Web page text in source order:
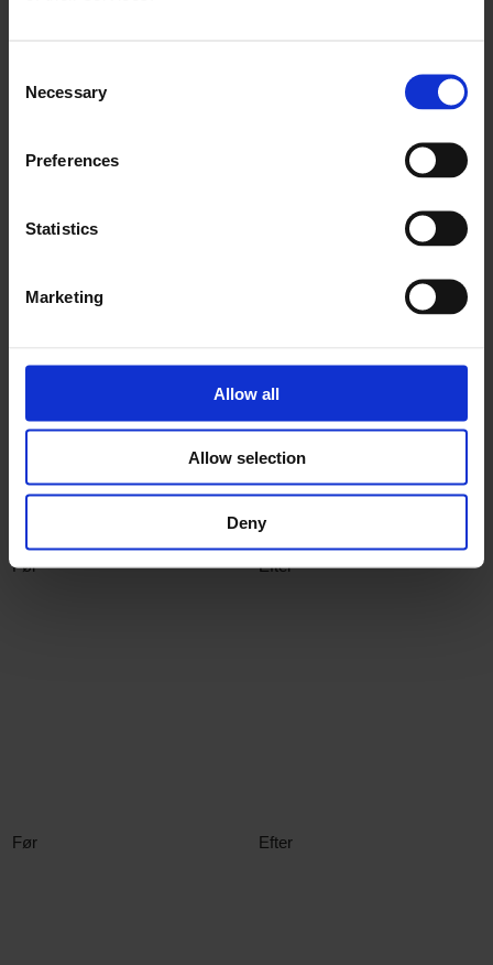
Selection
Necessary
Preferences
Statistics
Marketing
Allow all
Allow selection
Deny
Før
Før Efter
Før Efter